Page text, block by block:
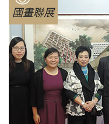
國畫聯展